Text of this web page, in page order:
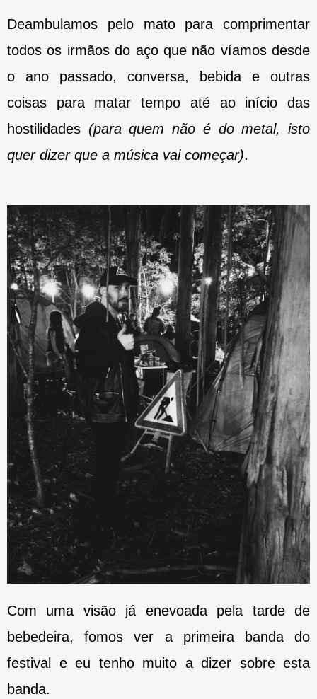
Deambulamos pelo mato para comprimentar
todos os irmãos do aço que não víamos desde
o ano passado, conversa, bebida e outras
coisas para matar tempo até ao início das
hostilidades (para quem não é do metal, isto
quer dizer que a música vai começar).
Com uma visão já enevoada pela tarde de
bebedeira, fomos ver a primeira banda do
festival e eu tenho muito a dizer sobre esta
banda.